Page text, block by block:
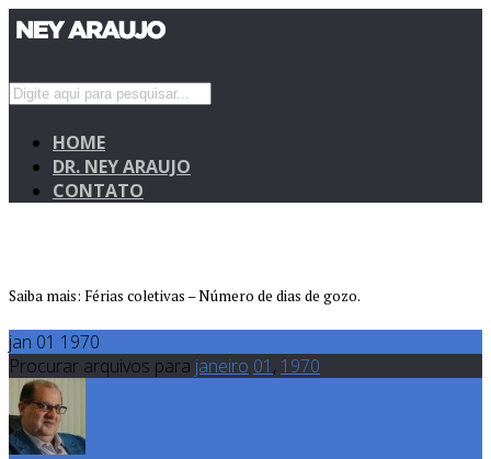
HOME
DR. NEY ARAUJO
CONTATO
Saiba mais: Férias coletivas – Número de dias de gozo.
jan 01 1970
Procurar arquivos para janeiro 01 , 1970